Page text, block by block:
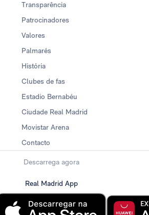
Transparência
Patrocinadores
Valores
Palmarés
História
Clubes de fas
Estadio Bernabéu
Ciudade Real Madrid
Movistar Arena
Contacto
Descarrega agora
Real Madrid App